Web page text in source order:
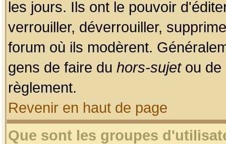
les jours. Ils ont le pouvoir
verrouiller, déverrouiller,
forum où ils modèrent.
gens de faire du hors-sujetou de
règlement.
Revenir en haut de page
Que sont les groupes